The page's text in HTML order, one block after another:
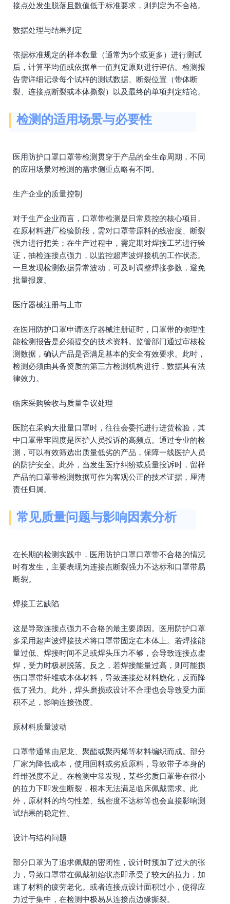
接点处发生脱落且数值低于标准要求，则判定为不合格。
数据处理与结果判定
依据标准规定的样本数量（通常为5个或更多）进行测试
后，计算平均值或依据单一值判定原则进行评估。检测报
告需详细记录每个试样的测试数据、断裂位置（带体断
裂、连接点断裂或本体撕裂）以及最终的单项判定结论。
检测的适用场景与必要性
医用防护口罩口罩带检测贯穿于产品的全生命周期，不同
的应用场景对检测的需求侧重点略有不同。
生产企业的质量控制
对于生产企业而言，口罩带检测是日常质控的核心项目。
在原材料进厂检验阶段，需对口罩带原料的线密度、断裂
强力进行把关；在生产过程中，需定期对焊接工艺进行验
证，抽检连接点强力，以监控超声波焊接机的工作状态。
一旦发现检测数据异常波动，可及时调整焊接参数，避免
批量报废。
医疗器械注册与上市
在医用防护口罩申请医疗器械注册证时，口罩带的物理性
能检测报告是必须提交的技术资料。监管部门通过审核检
测数据，确认产品是否满足基本的安全有效要求。此时，
检测必须由具备资质的第三方检测机构进行，数据具有法
律效力。
临床采购验收与质量争议处理
医院在采购大批量口罩时，往往会委托进行进货检验，其
中口罩带牢固度是医护人员投诉的高频点。通过专业的检
测，可以有效筛选出质量低劣的产品，保障一线医护人员
的防护安全。此外，当发生医疗纠纷或质量投诉时，留样
产品的口罩带检测数据可作为客观公正的技术证据，厘清
责任归属。
常见质量问题与影响因素分析
在长期的检测实践中，医用防护口罩口罩带不合格的情况
时有发生，主要表现为连接点断裂强力不达标和口罩带易
断裂。
焊接工艺缺陷
这是导致连接点强力不合格的最主要原因。医用防护口罩
多采用超声波焊接技术将口罩带固定在本体上。若焊接能
量过低、焊接时间不足或焊头压力不够，会导致连接点虚
焊，受力时极易脱落。反之，若焊接能量过高，则可能损
伤口罩带纤维或本体材料，导致连接处材料脆化，反而降
低了强力。此外，焊头磨损或设计不合理也会导致受力面
积不足，影响连接强度。
原材料质量波动
口罩带通常由尼龙、聚酯或聚丙烯等材料编织而成。部分
厂家为降低成本，使用回料或劣质原料，导致带子本身的
纤维强度不足。在检测中常发现，某些劣质口罩带在很小
的拉力下即发生断裂，根本无法满足临床佩戴需求。此
外，原材料的均匀性差、线密度不达标等也会直接影响测
试结果的稳定性。
设计与结构问题
部分口罩为了追求佩戴的密闭性，设计时预加了过大的张
力，导致口罩带在佩戴初始状态即承受了较大的拉力，加
速了材料的疲劳老化。或者连接点设计面积过小，使得应
力过于集中，在检测中极易从连接点边缘撕裂。